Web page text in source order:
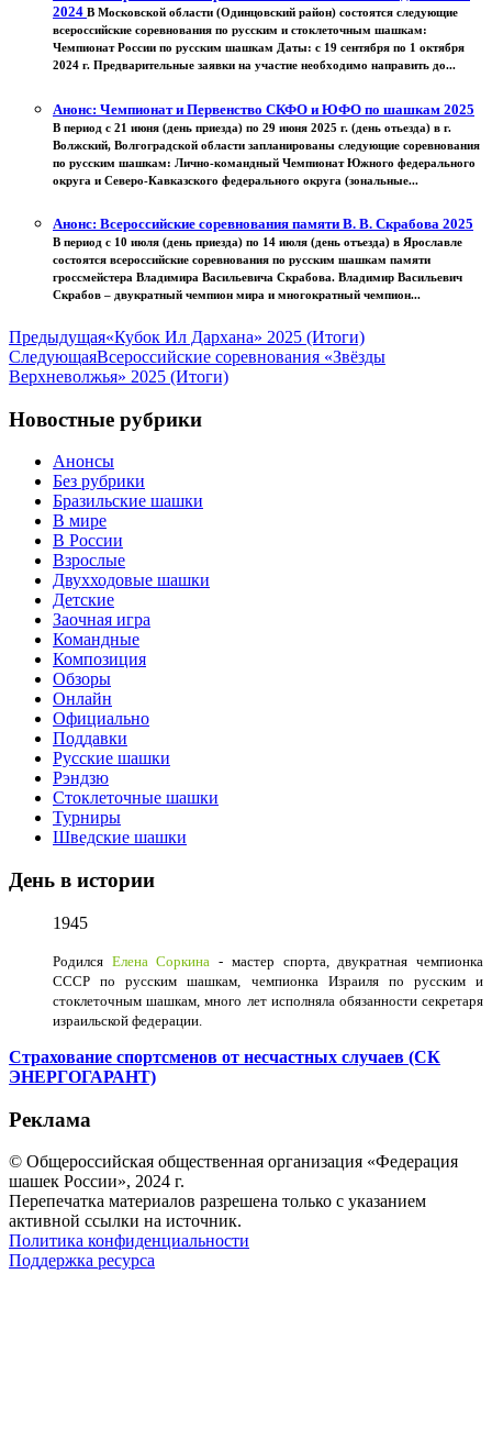
2024 В Московской области (Одинцовский район) состоятся следующие
всероссийские соревнования по русским и стоклеточным шашкам:
Чемпионат России по русским шашкам Даты: с 19 сентября по 1 октября
2024 г. Предварительные заявки на участие необходимо направить до...
Анонс: Чемпионат и Первенство СКФО и ЮФО по шашкам 2025
В период с 21 июня (день приезда) по 29 июня 2025 г. (день отьезда) в г.
Волжский, Волгоградской области запланированы следующие соревнования
по русским шашкам: Лично-командный Чемпионат Южного федерального
округа и Северо-Кавказского федерального округа (зональные...
Анонс: Всероссийские соревнования памяти В. В. Скрабова 2025
В период с 10 июля (день приезда) по 14 июля (день отъезда) в Ярославле
состоятся всероссийские соревнования по русским шашкам памяти
гроссмейстера Владимира Васильевича Скрабова. Владимир Васильевич
Скрабов – двукратный чемпион мира и многократный чемпион...
Предыдущая«Кубок Ил Дархана» 2025 (Итоги)
СледующаяВсероссийские соревнования «Звёзды
Верхневолжья» 2025 (Итоги)
Новостные рубрики
Анонсы
Без рубрики
Бразильские шашки
В мире
В России
Взрослые
Двухходовые шашки
Детские
Заочная игра
Командные
Композиция
Обзоры
Онлайн
Официально
Поддавки
Русские шашки
Рэндзю
Стоклеточные шашки
Турниры
Шведские шашки
День в истории
1945
Родился Елена Соркина - мастер спорта, двукратная чемпионка
СССР по русским шашкам, чемпионка Израиля по русским и
стоклеточным шашкам, много лет исполняла обязанности секретаря
израильской федерации.
Страхование спортсменов от несчастных случаев (СК
ЭНЕРГОГАРАНТ)
Реклама
© Общероссийская общественная организация «Федерация
шашек России», 2024 г.
Перепечатка материалов разрешена только с указанием
активной ссылки на источник.
Политика конфиденциальности
Поддержка ресурса